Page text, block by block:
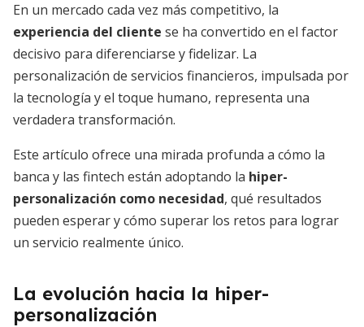
En un mercado cada vez más competitivo, la
experiencia del cliente se ha convertido en el factor
decisivo para diferenciarse y fidelizar. La
personalización de servicios financieros, impulsada por
la tecnología y el toque humano, representa una
verdadera transformación.
Este artículo ofrece una mirada profunda a cómo la
banca y las fintech están adoptando la hiper-
personalización como necesidad, qué resultados
pueden esperar y cómo superar los retos para lograr
un servicio realmente único.
La evolución hacia la hiper-
personalización